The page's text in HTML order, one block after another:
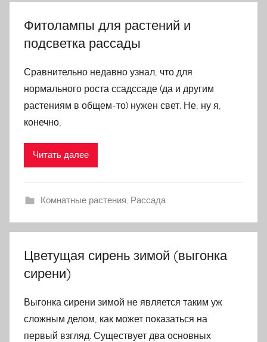
Фитолампы для растений и
подсветка рассады
Сравнительно недавно узнал, что для
нормального роста ссадссаде (да и другим
растениям в общем-то) нужен свет. Не, ну я,
конечно,
Читать далее
Комнатные растения, Рассада
Цветущая сирень зимой (выгонка
сирени)
Выгонка сирени зимой не является таким уж
сложным делом, как может показаться на
первый взгляд. Существует два основных